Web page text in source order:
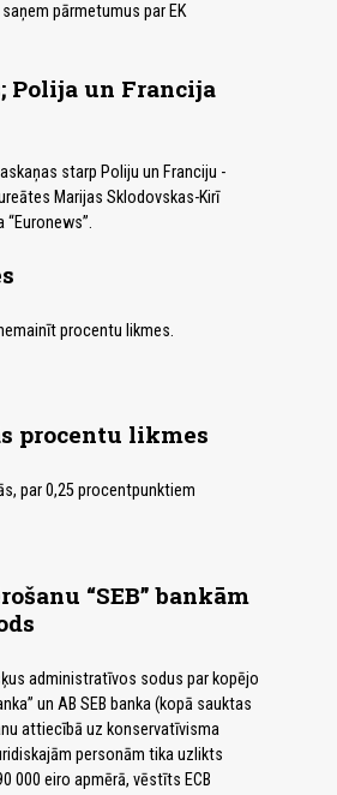
pārmetumus par EK
Polija un Francija
starp Poliju un Franciju -
Marijas Sklodovskas-Kirī
procentu likmes.
procentu likmes
par 0,25 procentpunktiem
“SEB” bankām
administratīvos sodus par kopējo
un AB SEB banka (kopā sauktas
attiecībā uz konservatīvisma
personām tika uzlikts
000 eiro apmērā, vēstīts ECB